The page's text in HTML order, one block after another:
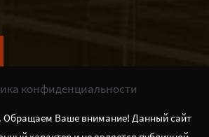
конфиденциальности
Обращаем Ваше внимание! Данный сайт